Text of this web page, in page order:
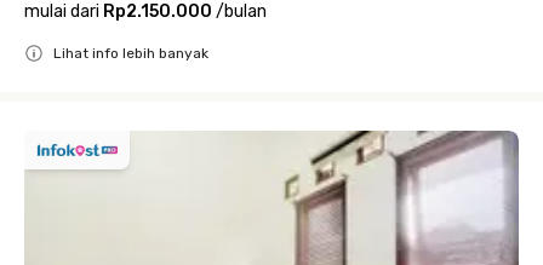
mulai dari Rp2.150.000 /bulan
Lihat info lebih banyak